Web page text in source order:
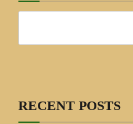
RECENT POSTS